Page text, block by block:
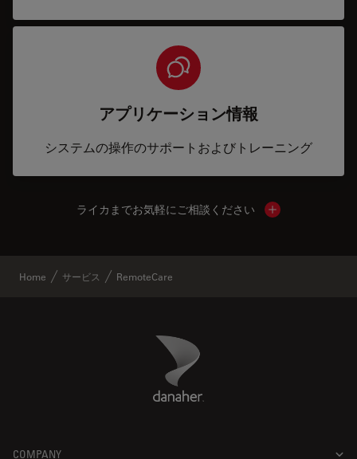
アプリケーション情報
システムの操作のサポートおよびトレーニング
ライカまでお気軽にご相談ください Show local
Home サービス RemoteCare
Danaher Logo
COMPANY